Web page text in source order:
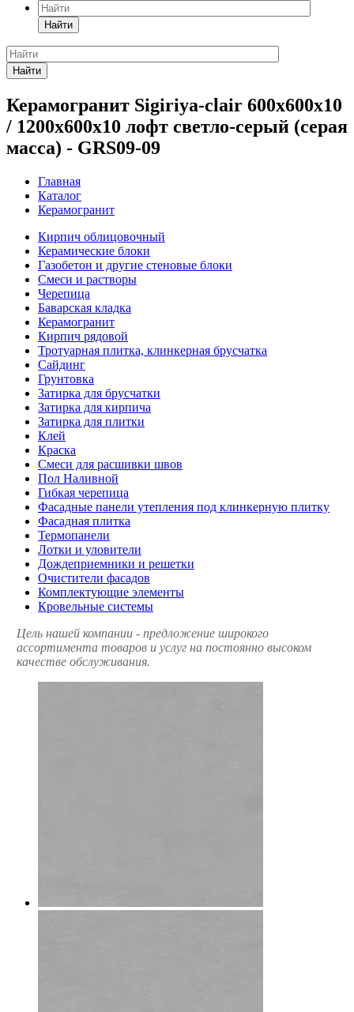
Найти
Найти
Керамогранит Sigiriya-clair 600х600х10
/ 1200х600х10 лофт светло-серый (серая
масса) - GRS09-09
Главная
Каталог
Керамогранит
Кирпич облицовочный
Керамические блоки
Газобетон и другие стеновые блоки
Смеси и растворы
Черепица
Баварская кладка
Керамогранит
Кирпич рядовой
Тротуарная плитка, клинкерная брусчатка
Сайдинг
Грунтовка
Затирка для брусчатки
Затирка для кирпича
Затирка для плитки
Клей
Краска
Смеси для расшивки швов
Пол Наливной
Гибкая черепица
Фасадные панели утепления под клинкерную плитку
Фасадная плитка
Термопанели
Лотки и уловители
Дождеприемники и решетки
Очистители фасадов
Комплектующие элементы
Кровельные системы
Цель нашей компании - предложение широкого
ассортимента товаров и услуг на постоянно высоком
качестве обслуживания.